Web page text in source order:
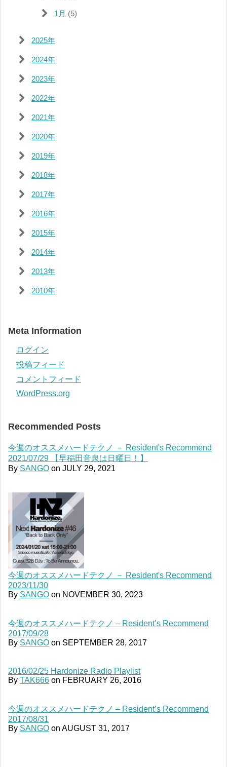
1月 (5)
2025年
2024年
2023年
2022年
2021年
2020年
2019年
2018年
2017年
2016年
2015年
2014年
2013年
2010年
Meta Information
ログイン
投稿フィード
コメントフィード
WordPress.org
Recommended Posts
今週のオススメハードテクノ － Resident's Recommend
2021/07/29 【早稲田音泉は日曜日！】
By SANGO on JULY 29, 2021
今週のオススメハードテクノ － Resident's Recommend
2023/11/30
By SANGO on NOVEMBER 30, 2023
今週のオススメハードテクノ – Resident’s Recommend
2017/09/28
By SANGO on SEPTEMBER 28, 2017
2016/02/25 Hardonize Radio Playlist
By TAK666 on FEBRUARY 26, 2016
今週のオススメハードテクノ – Resident’s Recommend
2017/08/31
By SANGO on AUGUST 31, 2017